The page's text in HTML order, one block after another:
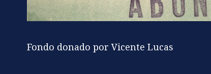
Fondo donado por Vicente Lucas